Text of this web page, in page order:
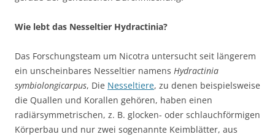
Wie lebt das Nesseltier Hydractinia?
Das Forschungsteam um Nicotra untersucht seit längerem
ein unscheinbares Nesseltier namens Hydractinia
symbiolongicarpus, Die Nesseltiere, zu denen beispielsweise
die Quallen und Korallen gehören, haben einen
radiärsymmetrischen, z. B. glocken- oder schlauchförmigen
Körperbau und nur zwei sogenannte Keimblätter, aus